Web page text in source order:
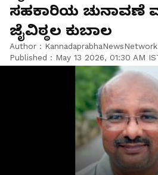
ಸಹಕಾರಿಯ ಚುನಾವಣೆ
ಜೈವಿಠ್ಠಲ ಕುಬಾಲ
Author : KannadaprabhaNewsNetwork
Published : May 13 2026, 01:30 AM